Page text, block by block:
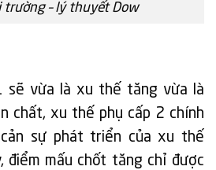
trường – lý thuyết Dow
sẽ vừa là xu thế tăng vừa là
chất, xu thế phụ cấp 2 chính
sự phát triển của xu thế
điểm mấu chốt tăng chỉ được